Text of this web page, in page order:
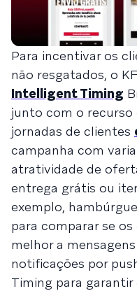
Para incentivar os
não resgatados, o
Intelligent Timing
junto com o recurso
jornadas de clientes
campanha com
atratividade de
entrega grátis ou
exemplo,
para comparar se
melhor a
notificações por
Timing para garantir